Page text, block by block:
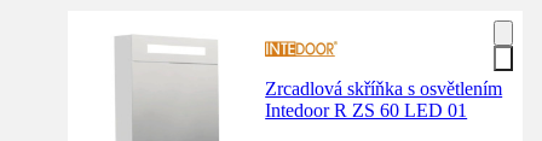
Zrcadlová skříňka s osvětlením
Intedoor R ZS 60 LED 01